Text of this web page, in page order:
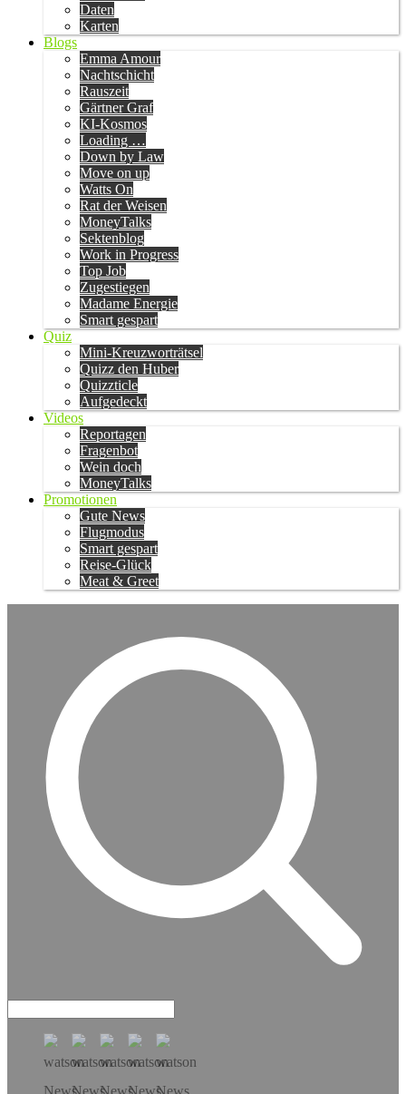
Daten
Karten
Blogs
Emma Amour
Nachtschicht
Rauszeit
Gärtner Graf
KI-Kosmos
Loading …
Down by Law
Move on up
Watts On
Rat der Weisen
MoneyTalks
Sektenblog
Work in Progress
Top Job
Zugestiegen
Madame Energie
Smart gespart
Quiz
Mini-Kreuzworträtsel
Quizz den Huber
Quizzticle
Aufgedeckt
Videos
Reportagen
Fragenbot
Wein doch
MoneyTalks
Promotionen
Gute News
Flugmodus
Smart gespart
Reise-Glück
Meat & Greet